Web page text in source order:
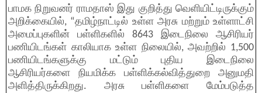
பாமக நிறுவனர் ராமதாஸ் இது குறித்து வெளியிட்டிருக்கும்
அறிக்கையில், “தமிழ்நாட்டில் உள்ள அரசு மற்றும் உள்ளாட்சி
அமைப்புகளின் பள்ளிகளில் 8643 இடைநிலை ஆசிரியர்
பணியிடங்கள் காலியாக உள்ள நிலையில், அவற்றில் 1,500
பணியிடங்களுக்கு மட்டும் புதிய இடைநிலை
ஆசிரியர்களை நியமிக்க பள்ளிக்கல்வித்துறை அனுமதி
அளித்திருக்கிறது. அரசு பள்ளிகளை மேம்படுத்த